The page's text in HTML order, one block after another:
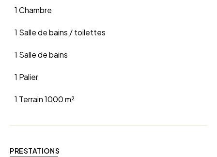
1 Chambre
1 Salle de bains / toilettes
1 Salle de bains
1 Palier
1 Terrain1000 m²
PRESTATIONS